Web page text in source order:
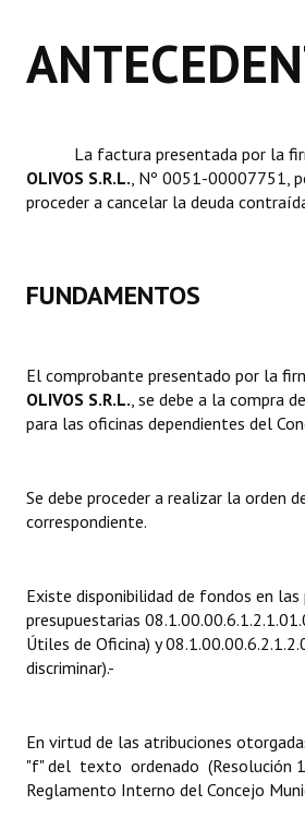
Carta Orgánica 2007
Organigrama
Informes de Gestión
Dictámenes Asesoría Letrada
Actas de Sesión
Ejecución Presupuestaria
NORMATIVA
Comunicaciones
Resoluciones
Resoluciones de Presidencia
La factura presentada por la
OLIVOS S.R.L., Nº 0051-00007751,
proceder a cancelar la deuda
FUNDAMENTOS
El comprobante presentado por la
OLIVOS S.R.L., se debe a la compra
para las oficinas dependientes del
Se debe proceder a realizar la orden
correspondiente.
Existe disponibilidad de fondos en las
presupuestarias
Útiles de Oficina) y
discriminar).-
En virtud de las atribuciones
"f" del texto ordenado (Resolución
Reglamento Interno del Concejo